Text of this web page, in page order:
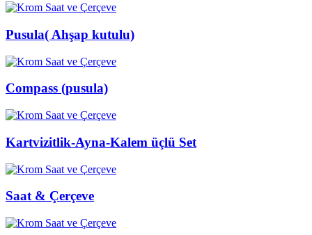
Pusula( Ahşap kutulu)
Compass (pusula)
Kartvizitlik-Ayna-Kalem üçlü Set
Saat & Çerçeve